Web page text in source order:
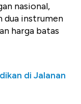
nasional,
dua instrumen
harga batas
di Jalanan